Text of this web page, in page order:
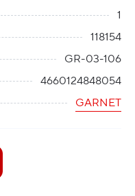
1
118154
GR-03-106
4660124848054
GARNET